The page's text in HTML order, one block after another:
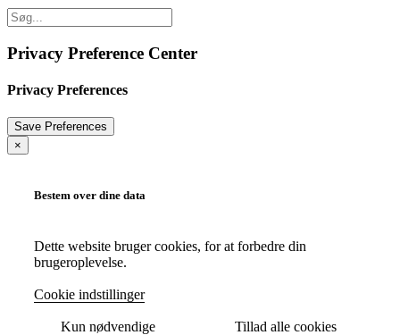
Privacy Preference Center
Privacy Preferences
×
Bestem over dine data
Dette website bruger cookies, for at forbedre din
brugeroplevelse.
Cookie indstillinger
Kun nødvendige Tillad alle cookies